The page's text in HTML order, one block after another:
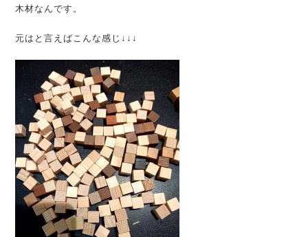
木材なんです。
元はと言えばこんな感じ↓↓↓